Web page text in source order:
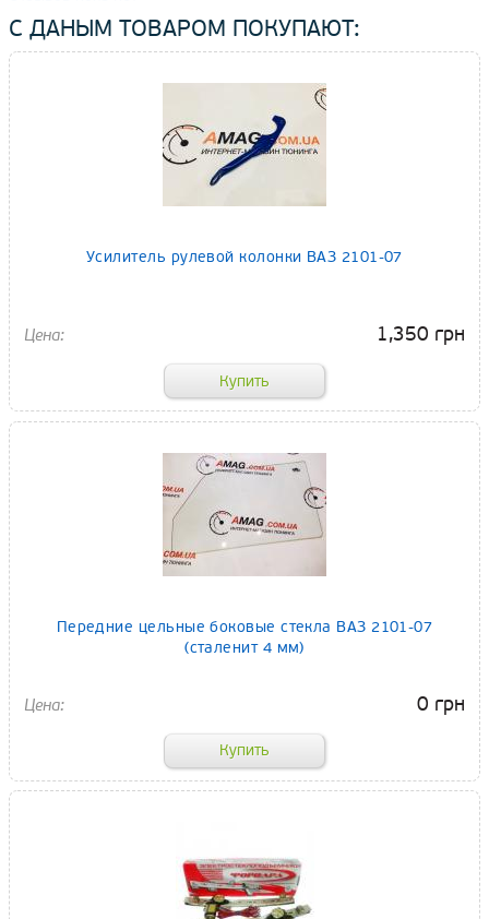
С ДАНЫМ ТОВАРОМ ПОКУПАЮТ:
Усилитель рулевой колонки ВАЗ 2101-07
1,350 грн
Передние цельные боковые стекла ВАЗ 2101-07
(сталенит 4 мм)
0 грн